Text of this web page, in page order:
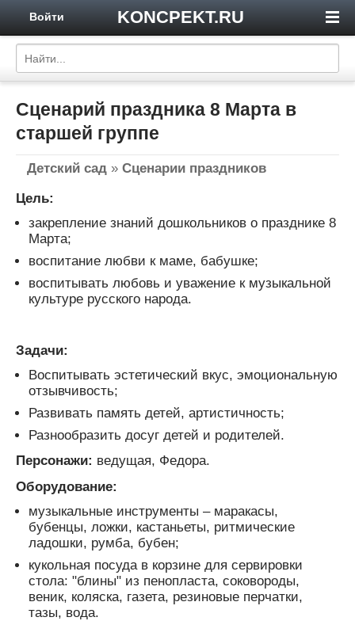
KONCPEKT.RU
Войти
Сценарий праздника 8 Марта в
старшей группе
Детский сад » Сценарии праздников
Цель:
закрепление знаний дошкольников о празднике 8
Марта;
воспитание любви к маме, бабушке;
воспитывать любовь и уважение к музыкальной
культуре русского народа.
Задачи:
Воспитывать эстетический вкус, эмоциональную
отзывчивость;
Развивать память детей, артистичность;
Разнообразить досуг детей и родителей.
Персонажи: ведущая, Федора.
Оборудование:
музыкальные инструменты – маракасы,
бубенцы, ложки, кастаньеты, ритмические
ладошки, румба, бубен;
кукольная посуда в корзине для сервировки
стола: "блины" из пенопласта, соковороды,
веник, коляска, газета, резиновые перчатки,
тазы, вода.